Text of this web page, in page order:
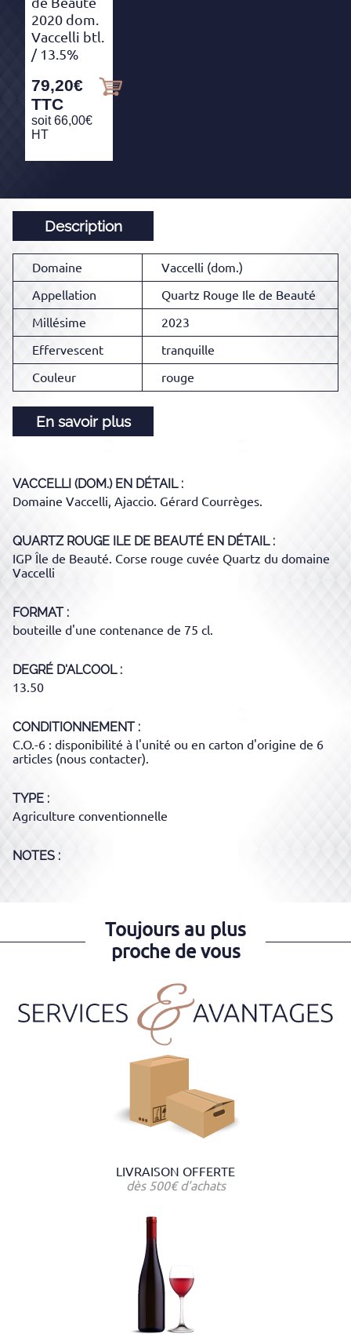
de Beauté
2020 dom.
Vaccelli btl.
/ 13.5%
79,20€
TTC
soit 66,00€
HT
Description
Domaine
Vaccelli (dom.)
Appellation
Quartz Rouge Ile de Beauté
Millésime
2023
Effervescent
tranquille
Couleur
rouge
En savoir plus
VACCELLI (DOM.)EN DÉTAIL :
Domaine Vaccelli, Ajaccio. Gérard Courrèges.
QUARTZ ROUGE ILE DE BEAUTÉ EN DÉTAIL :
IGP Île de Beauté. Corse rouge cuvée Quartz du domaine
Vaccelli
FORMAT
bouteille d'une contenance de 75 cl.
DEGRÉ D'ALCOOL
13.50
CONDITIONNEMENT
C.O.-6 : disponibilité à l'unité ou en carton d'origine de 6
articles (nous contacter).
TYPE
Agriculture conventionnelle
NOTES :
Toujours au plus
proche de vous
LIVRAISON OFFERTE
dès 500€ d'achats